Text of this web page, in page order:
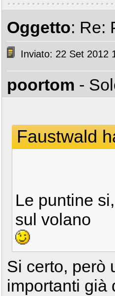
Oggetto: Re:
Inviato: 22 Set 2012
poortom -
Faustwald
Le puntine
sul volano
Si certo, però
importanti